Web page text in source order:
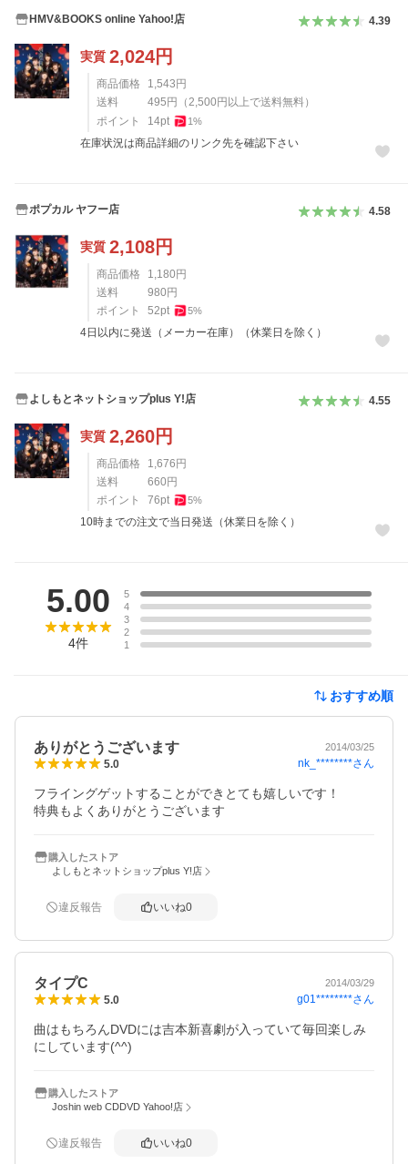
HMV&BOOKS online Yahoo!店 4.39
実質 2,024円
商品価格 1,543 円
送料
495 円 （2,500 円以上で送料無料）
ポイント
14pt 1%
在庫状況は商品詳細のリンク先を確認下さい
ポプカル ヤフー店 4.58
実質 2,108円
商品価格 1,180 円
送料
980 円
ポイント
52pt 5%
4日以内に発送（メーカー在庫）（休業日を除く）
よしもとネットショップplus Y!店 4.55
実質 2,260円
商品価格 1,676 円
送料
660 円
ポイント
76pt 5%
10時までの注文で当日発送（休業日を除く）
5.00
4件
5
4
3
2
1
おすすめ順
ありがとうございます 2014/03/25
5.0 nk_********さん
フライングゲットすることができとても嬉しいです！
特典もよくありがとうございます
購入したストア
よしもとネットショップplus Y!店
違反報告 いいね0
タイプC 2014/03/29
5.0 g01********さん
曲はもちろんDVDには吉本新喜劇が入っていて毎回楽しみ
にしています(^^)
購入したストア
Joshin web CDDVD Yahoo!店
違反報告 いいね0